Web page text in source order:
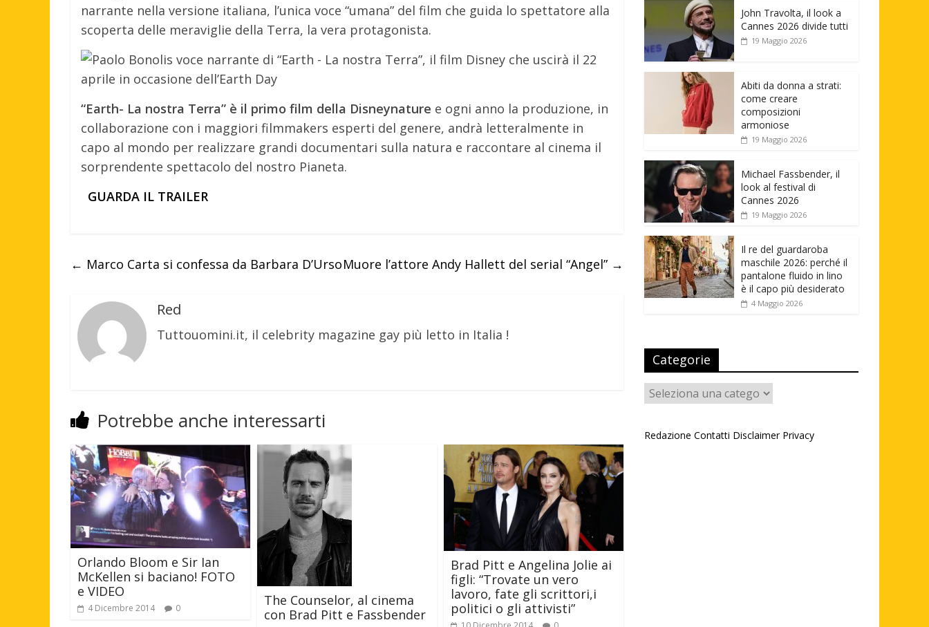
narrante nella versione italiana, l’unica voce “umana” del film che guida lo spettatore alla
scoperta delle meraviglie della Terra, la vera protagonista.
“Earth- La nostra Terra” è il primo film della Disneynature e ogni anno la produzione, in
collaborazione con i maggiori filmmakers esperti del genere, andrà letteralmente in
capo al mondo per realizzare grandi documentari sulla natura e raccontare al cinema il
sorprendente spettacolo del nostro Pianeta.
GUARDA IL TRAILER
← Marco Carta si confessa da Barbara D’UrsoMuore l’attore Andy Hallett del serial “Angel” →
Red
Tuttouomini.it, il celebrity magazine gay più letto in Italia !
Potrebbe anche interessarti
Orlando Bloom e Sir Ian
McKellen si baciano! FOTO
e VIDEO
4 Dicembre 2014 0
The Counselor, al cinema
con Brad Pitt e Fassbender
Brad Pitt e Angelina Jolie ai
figli: “Trovate un vero
lavoro, fate gli scrittori,i
politici o gli attivisti”
John Travolta, il look a
Cannes 2026 divide tutti
19 Maggio 2026
Abiti da donna a strati:
come creare
composizioni
armoniose
19 Maggio 2026
Michael Fassbender, il
look al festival di
Cannes 2026
19 Maggio 2026
Il re del guardaroba
maschile 2026: perché il
pantalone fluido in lino
è il capo più desiderato
4 Maggio 2026
Categorie
Categorie
Redazione Contatti Disclaimer Privacy